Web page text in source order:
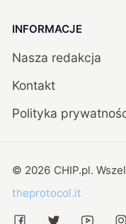
INFORMACJE
Nasza redakcja
Kontakt
Polityka
© 2026 CHIP.pl.
theprotocol.it